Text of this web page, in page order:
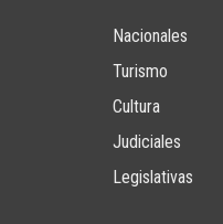
Nacionales
Turismo
Cultura
Judiciales
Legislativas